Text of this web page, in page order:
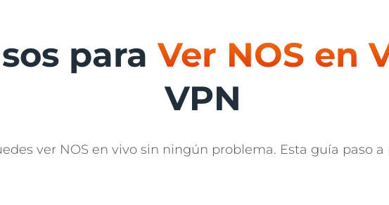
para Ver NOS en
VPN
ver NOS en vivo sin ningún problema. Esta guía paso